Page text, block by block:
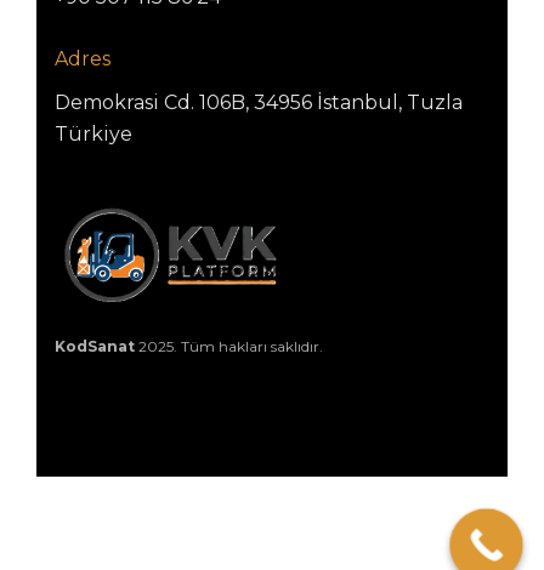
Adres
Demokrasi Cd. 106B, 34956 İstanbul, Tuzla
Türkiye
KodSanat 2025. Tüm hakları saklıdır.